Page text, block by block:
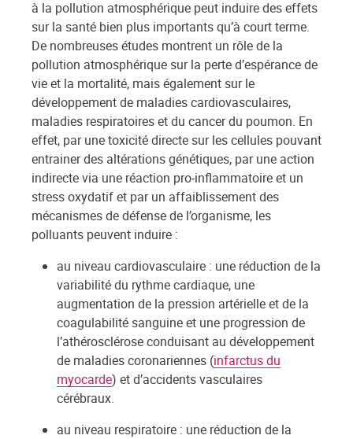
à la pollution atmosphérique peut induire des effets
sur la santé bien plus importants qu’à court terme.
De nombreuses études montrent un rôle de la
pollution atmosphérique sur la perte d’espérance de
vie et la mortalité, mais également sur le
développement de maladies cardiovasculaires,
maladies respiratoires et du cancer du poumon. En
effet, par une toxicité directe sur les cellules pouvant
entrainer des altérations génétiques, par une action
indirecte via une réaction pro-inflammatoire et un
stress oxydatif et par un affaiblissement des
mécanismes de défense de l’organisme, les
polluants peuvent induire :
au niveau cardiovasculaire : une réduction de la
variabilité du rythme cardiaque, une
augmentation de la pression artérielle et de la
coagulabilité sanguine et une progression de
l’athérosclérose conduisant au développement
de maladies coronariennes (infarctus du
myocarde) et d’accidents vasculaires
cérébraux.
au niveau respiratoire : une réduction de la